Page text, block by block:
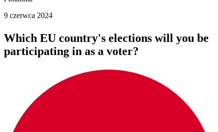
9 czerwca 2024
Which EU country's elections will you be
participating in as a voter?